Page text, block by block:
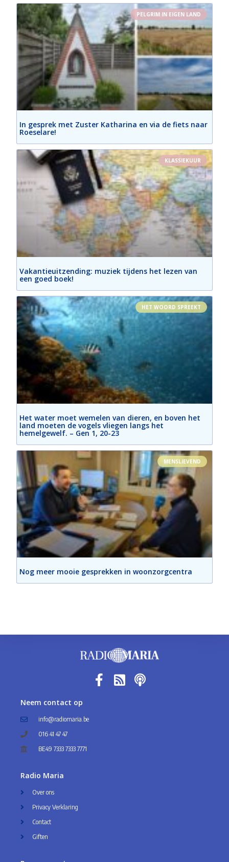
PELGRIM IN EIGEN LAND
In gesprek met Zuster Katharina en via de fiets naar
Roeselare!
KLASSIEKUUR
Vakantieuitzending: muziek tijdens het lezen van
een goed boek!
HET WOORD SPREEKT
Het water moet wemelen van dieren, en boven het
land moeten de vogels vliegen langs het
hemelgewelf. – Gen 1, 20-23
MENSLIEVEND
Nog meer mooie gesprekken in woonzorgcentra
Neem contact op
info@radiomaria.be
016 41 47 47
BE49 7333 7333 7771
Radio Maria
Over ons
Privacy Verklaring
Contact
Giften